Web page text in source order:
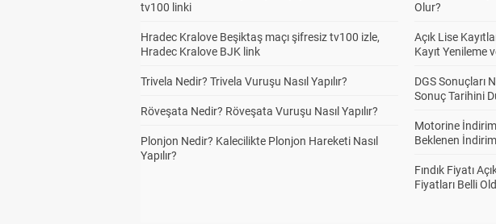
tv100 linki
Hradec Kralove Beşiktaş maçı şifresiz tv100 izle,
Hradec Kralove BJK link
Trivela Nedir? Trivela Vuruşu Nasıl Yapılır?
Röveşata Nedir? Röveşata Vuruşu Nasıl Yapılır?
Plonjon Nedir? Kalecilikte Plonjon Hareketi Nasıl
Yapılır?
Olur?
Açık Lise
Kayıt Yenileme
DGS Sonuçları
Sonuç Tarihini
Motorine
Beklenen
Fındık Fiyatı
Fiyatları Belli